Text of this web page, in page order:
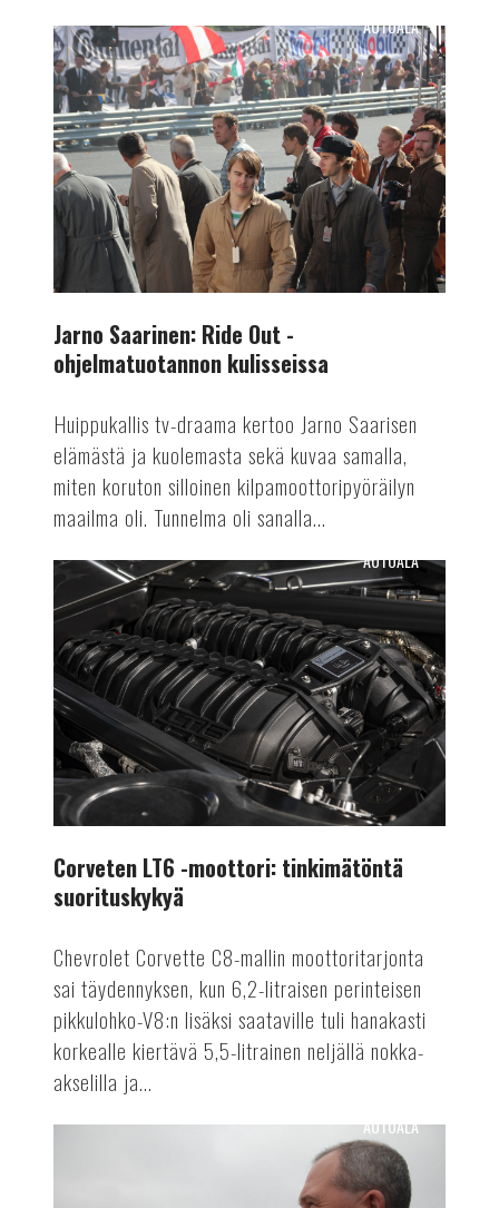
Jarno
Saarinen:
Ride
Out
-
ohjelmatuotannon
kulisseissa
AUTOALA
Jarno Saarinen: Ride Out -
ohjelmatuotannon kulisseissa
Huippukallis tv-draama kertoo Jarno Saarisen
elämästä ja kuolemasta sekä kuvaa samalla,
miten koruton silloinen kilpamoottoripyöräilyn
maailma oli. Tunnelma oli sanalla...
Corveten
LT6
-
moottori:
tinkimätöntä
suorituskykyä
AUTOALA
Corveten LT6 -moottori: tinkimätöntä
suorituskykyä
Chevrolet Corvette C8-mallin moottoritarjonta
sai täydennyksen, kun 6,2-litraisen perinteisen
pikkulohko-V8:n lisäksi saataville tuli hanakasti
korkealle kiertävä 5,5-litrainen neljällä nokka-
akselilla ja...
AUTOALA